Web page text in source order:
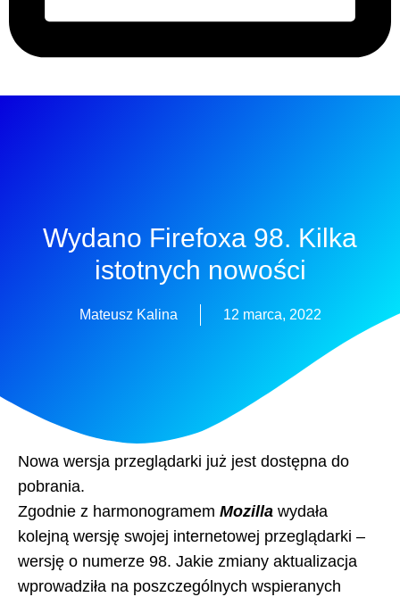
Wydano Firefoxa 98. Kilka
istotnych nowości
Mateusz Kalina 12 marca, 2022
Nowa wersja przeglądarki już jest dostępna do
pobrania.
Zgodnie z harmonogramem Mozilla wydała
kolejną wersję swojej internetowej przeglądarki –
wersję o numerze 98. Jakie zmiany aktualizacja
wprowadziła na poszczególnych wspieranych